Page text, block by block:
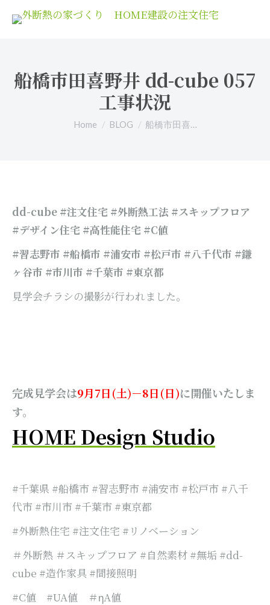
船橋市田喜野井 dd-cube 057
工事状況
You are here:
Home BLOG 船橋市田喜…
dd-cube #注文住宅 #外断熱工法 #スキップフロア
#デザイン住宅 #高性能住宅 #C値
#習志野市 #船橋市 #浦安市 #松戸市 #八千代市 #鎌
ヶ谷市 #市川市 #千葉市 #東京都
見学会チラシの撮影が行われました。
完成見学会は9月7日(土)－8日(日)に開催いたしま
す。
HOME Design Studio
#千葉県 #船橋市 #習志野市 #浦安市 #松戸市 #八千
代市 #市川市 #千葉市 #東京都
#外断熱住宅 #注文住宅 #リノベーション
＃外断熱 ＃スキップフロア #自然素材 #無垢 #dd-
cube #造作家具 #間接照明
#C値 #UA値 ＃ηA値